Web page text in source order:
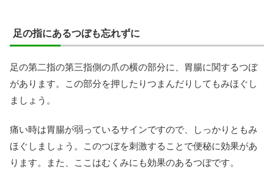
足の指にあるつぼも忘れずに
足の第二指の第三指側の爪の横の部分に、胃腸に関するつぼ
があります。この部分を押したりつまんだりしてもみほぐし
ましょう。
痛い時は胃腸が弱っているサインですので、しっかりともみ
ほぐしましょう。このつぼを刺激することで便秘に効果があ
ります。また、ここはむくみにも効果のあるつぼです。